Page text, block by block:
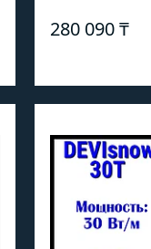
280 090 ₸